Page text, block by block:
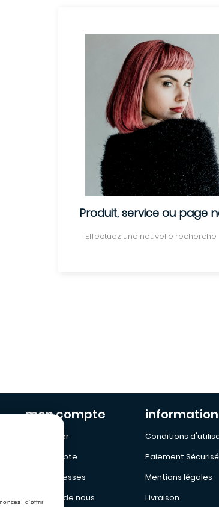
d'offrir
Produit, service ou page
Effectuez une nouvelle recherche
mon compte
Mon Panier
Mon Compte
Mes addresses
a propos de nous
Conditions
Paiement Sécurisé
Mentions légales
Livraison